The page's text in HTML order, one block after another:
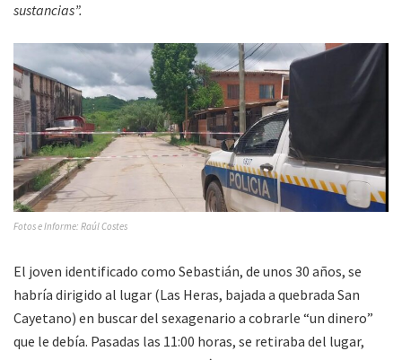
sustancias”.
Fotos e Informe: Raúl Costes
El joven identificado como Sebastián, de unos 30 años, se
habría dirigido al lugar (Las Heras, bajada a quebrada San
Cayetano) en buscar del sexagenario a cobrarle “un dinero”
que le debía. Pasadas las 11:00 horas, se retiraba del lugar,